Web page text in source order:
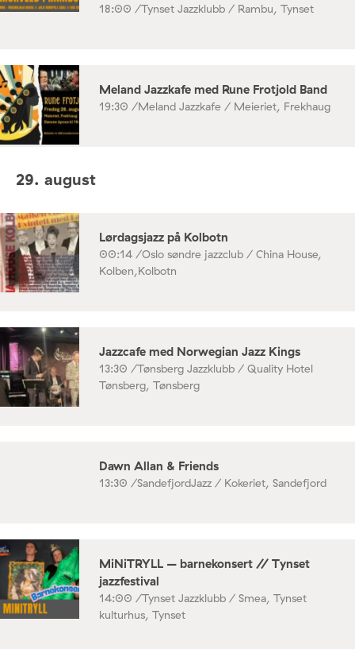
18:00 /Tynset Jazzklubb / Rambu, Tynset
Meland Jazzkafe med Rune Frotjold Band
19:30 /Meland Jazzkafe / Meieriet, Frekhaug
29. august
Lørdagsjazz på Kolbotn
00:14 /Oslo søndre jazzclub / China House,
Kolben,Kolbotn
Jazzcafe med Norwegian Jazz Kings
13:30 /Tønsberg Jazzklubb / Quality Hotel
Tønsberg, Tønsberg
Dawn Allan & Friends
13:30 /SandefjordJazz / Kokeriet, Sandefjord
MiNiTRYLL – barnekonsert // Tynset
jazzfestival
14:00 /Tynset Jazzklubb / Smea, Tynset
kulturhus, Tynset